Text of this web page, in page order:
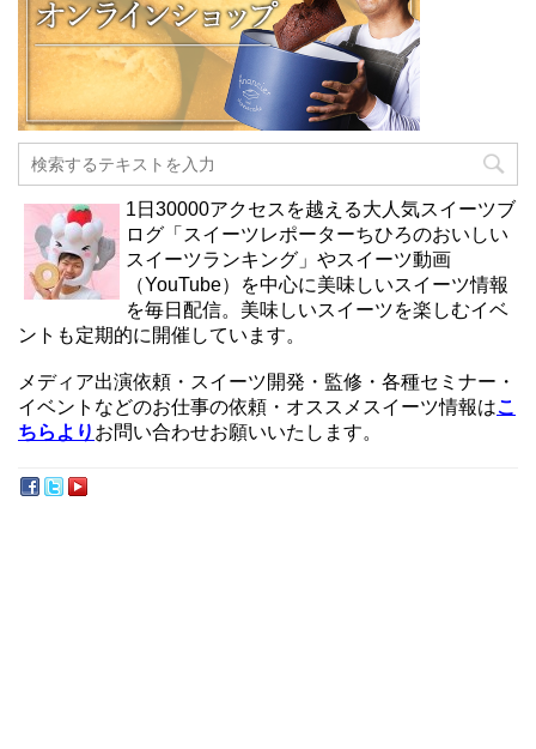
1日30000アクセスを越える大人気スイーツブ
ログ「スイーツレポーターちひろのおいしい
スイーツランキング」やスイーツ動画
（YouTube）を中心に美味しいスイーツ情報
を毎日配信。美味しいスイーツを楽しむイベ
ントも定期的に開催しています。
メディア出演依頼・スイーツ開発・監修・各種セミナー・
イベントなどのお仕事の依頼・オススメスイーツ情報はこ
ちらより お問い合わせお願いいたします。